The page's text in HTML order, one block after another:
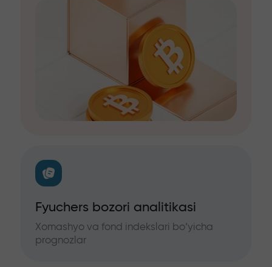
Fyuchers bozori analitikasi
Xomashyo va fond indekslari bo‘yicha
prognozlar